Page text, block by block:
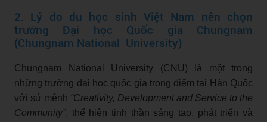
2. Lý do du học sinh Việt Nam nên chọn
trường Đại học Quốc gia Chungnam
(Chungnam National University)
Chungnam National University (CNU) là một trong
những trường đại học quốc gia trọng điểm tại Hàn Quốc
với sứ mệnh “Creativity, Development and Service to the
Community”, thể hiện tinh thần sáng tạo, phát triển và